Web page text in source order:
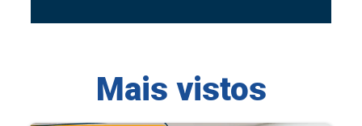
Mais vistos